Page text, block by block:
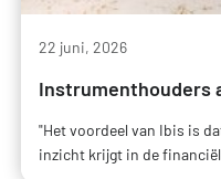
22 juni, 2026
Instrumenthouders
"Het voordeel van Ibis is
inzicht krijgt in de